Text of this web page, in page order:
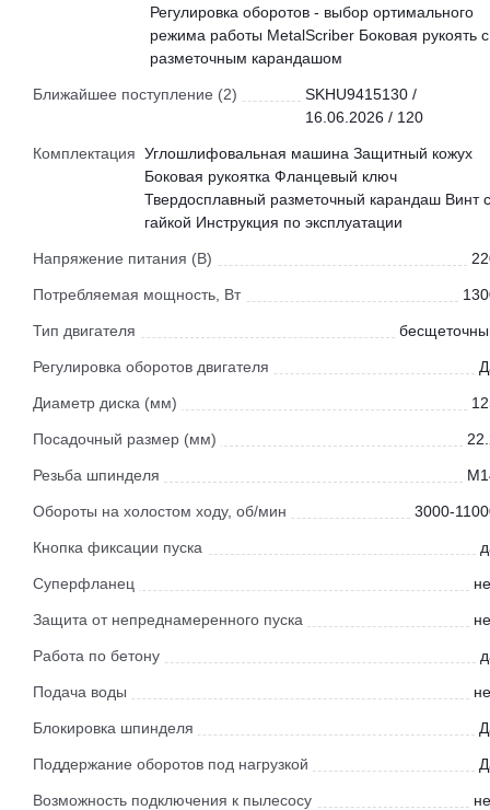
Регулировка оборотов - выбор ортимального
режима работы MetalScriber Боковая рукоять с
разметочным карандашом
Ближайшее поступление (2)
SKHU9415130 /
16.06.2026 / 120
Комплектация Углошлифовальная машина Защитный кожух
Боковая рукоятка Фланцевый ключ
Твердосплавный разметочный карандаш Винт с
гайкой Инструкция по эксплуатации
Напряжение питания (В)
Потребляемая мощность, Вт
Тип двигателя
Регулировка оборотов двигателя
Диаметр диска (мм)
Посадочный размер (мм)
Резьба шпинделя
Обороты на холостом ходу, об/мин 3000-
Кнопка фиксации пуска
Суперфланец
Защита от непреднамеренного пуска
Работа по бетону
Подача воды
Блокировка шпинделя
Поддержание оборотов под нагрузкой
Возможность подключения к пылесосу